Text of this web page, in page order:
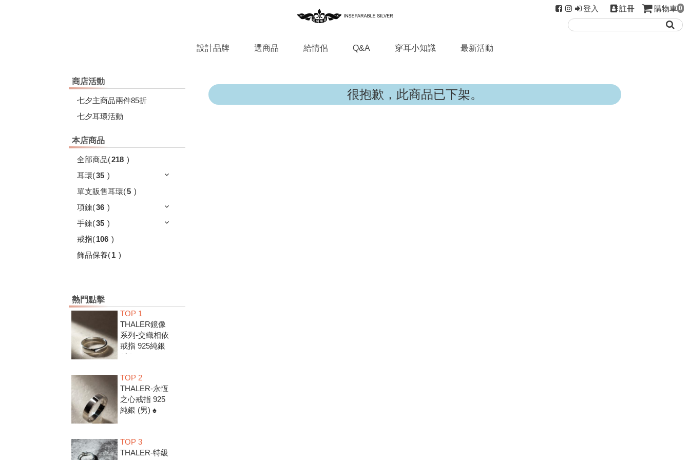
登入 註冊 購物車 0
設計品牌 選商品 給情侶 Q&A 穿耳小知識 最新活動
商店活動
七夕主商品兩件85折
七夕耳環活動
本店商品
全部商品(218 )
耳環(35 )
單支販售耳環(5 )
項鍊(36 )
手鍊(35 )
戒指(106 )
飾品保養(1 )
熱門點擊
TOP 1
THALER鏡像
系列-交織相依
戒指 925純銀
(女) ♠
TOP 2
THALER-永恆
之心戒指 925
純銀 (男) ♠
TOP 3
THALER-特級
很抱歉，此商品已下架。